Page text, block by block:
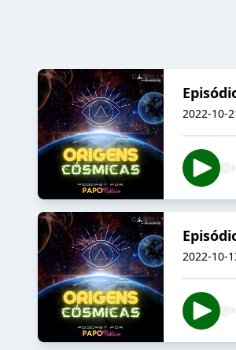
2022-10-
2022-10-